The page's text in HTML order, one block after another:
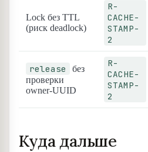
Lock без TTL
(риск deadlock)
R-
CACHE-
STAMP-
2
release
без
проверки
owner-UUID
R-
CACHE-
STAMP-
2
Куда дальше